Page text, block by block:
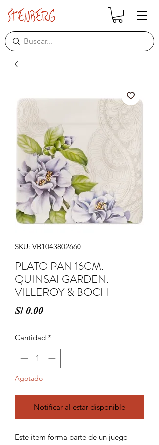
SKU: VB1043802660
PLATO PAN 16CM.
QUINSAI GARDEN.
VILLEROY & BOCH
S/ 0.00Precio
Cantidad *
Agotado
Notificar al estar disponible
Este item forma parte de un juego